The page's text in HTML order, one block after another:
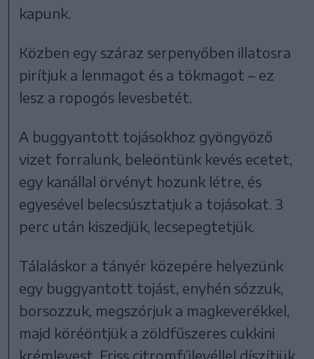
kapunk.
Közben egy száraz serpenyőben illatosra
pirítjuk a lenmagot és a tökmagot – ez
lesz a ropogós levesbetét.
A buggyantott tojásokhoz gyöngyöző
vizet forralunk, beleöntünk kevés ecetet,
egy kanállal örvényt hozunk létre, és
egyesével belecsúsztatjuk a tojásokat. 3
perc után kiszedjük, lecsepegtetjük.
Tálaláskor a tányér közepére helyezünk
egy buggyantott tojást, enyhén sózzuk,
borsozzuk, megszórjuk a magkeverékkel,
majd köréöntjük a zöldfűszeres cukkini
krémlevest. Friss citromfűlevéllel díszítjük.